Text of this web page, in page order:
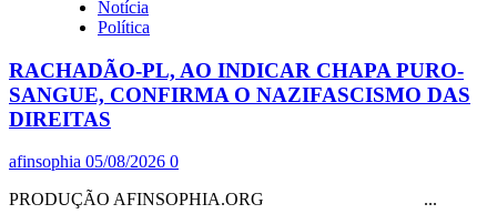
Notícia
Política
RACHADÃO-PL, AO INDICAR CHAPA PURO-
SANGUE, CONFIRMA O NAZIFASCISMO DAS
DIREITAS
afinsophia 05/08/2026 0
PRODUÇÃO AFINSOPHIA.ORG ...